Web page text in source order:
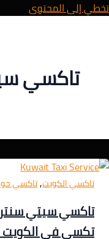
تخطي إلى المحتوى
تاكسي
تاكسي الكويت,تاكسي
تاكسي سيتي